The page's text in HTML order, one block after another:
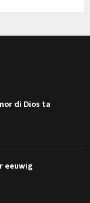
di Dios ta
eeuwig